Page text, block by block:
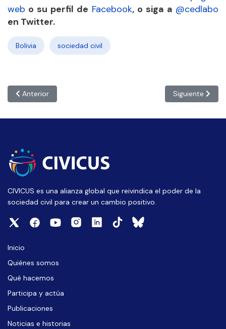
web o su perfil de Facebook, o siga a @cedlabo
en Twitter.
Bolivia sociedad civil
Artículo anterior: ARGENTINA: ‘El cambio es inevitable, es solo
Anterior Artículo
Siguiente
CIVICUS es una alianza global que reivindica el poder de la
sociedad civil para crear un cambio positivo.
Inicio
Quiénes somos
Qué hacemos
Participa y actúa
Publicaciones
Noticias e historias